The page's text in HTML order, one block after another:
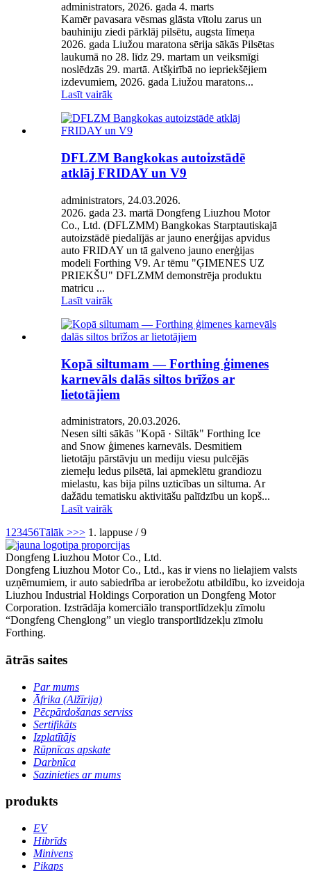
administrators, 2026. gada 4. marts
Kamēr pavasara vēsmas glāsta vītolu zarus un
bauhiniju ziedi pārklāj pilsētu, augsta līmeņa
2026. gada Liužou maratona sērija sākās Pilsētas
laukumā no 28. līdz 29. martam un veiksmīgi
noslēdzās 29. martā. Atšķirībā no iepriekšējiem
izdevumiem, 2026. gada Liužou maratons...
Lasīt vairāk
DFLZM Bangkokas autoizstādē
atklāj FRIDAY un V9
administrators, 24.03.2026.
2026. gada 23. martā Dongfeng Liuzhou Motor
Co., Ltd. (DFLZMM) Bangkokas Starptautiskajā
autoizstādē piedalījās ar jauno enerģijas apvidus
auto FRIDAY un tā galveno jauno enerģijas
modeli Forthing V9. Ar tēmu "ĢIMENES UZ
PRIEKŠU" DFLZMM demonstrēja produktu
matricu ...
Lasīt vairāk
Kopā siltumam — Forthing ģimenes
karnevāls dalās siltos brīžos ar
lietotājiem
administrators, 20.03.2026.
Nesen silti sākās "Kopā · Siltāk" Forthing Ice
and Snow ģimenes karnevāls. Desmitiem
lietotāju pārstāvju un mediju viesu pulcējās
ziemeļu ledus pilsētā, lai apmeklētu grandiozu
mielastu, kas bija pilns uzticības un siltuma. Ar
dažādu tematisku aktivitāšu palīdzību un kopš...
Lasīt vairāk
1 23456Tālāk >>> 1. lappuse / 9
Dongfeng Liuzhou Motor Co., Ltd.
Dongfeng Liuzhou Motor Co., Ltd., kas ir viens no lielajiem valsts
uzņēmumiem, ir auto sabiedrība ar ierobežotu atbildību, ko izveidoja
Liuzhou Industrial Holdings Corporation un Dongfeng Motor
Corporation. Izstrādāja komerciālo transportlīdzekļu zīmolu
“Dongfeng Chenglong” un vieglo transportlīdzekļu zīmolu
Forthing.
ātrās saites
Par mums
Āfrika (Alžīrija)
Pēcpārdošanas serviss
Sertifikāts
Izplatītājs
Rūpnīcas apskate
Darbnīca
Sazinieties ar mums
produkts
EV
Hibrīds
Minivens
Pikaps